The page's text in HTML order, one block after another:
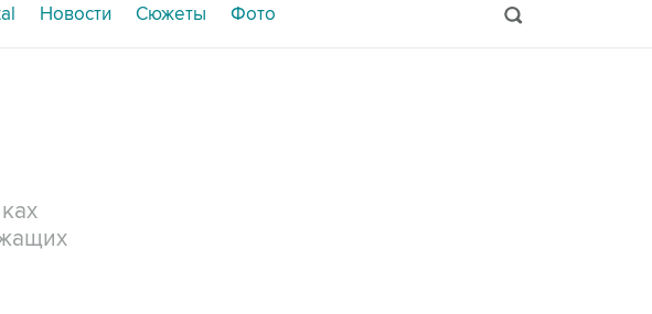
Новости Сюжеты Фото